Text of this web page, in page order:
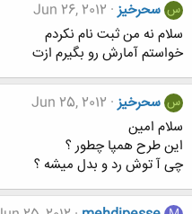
س سحرخیز Jun 26, 2012
سلام نه من ثبت نام نکردم
خواستم آمارش رو بگیرم ازت
س سحرخیز Jun 25, 2012
سلام امین
این طرح همپا چطور ؟
چی آ توش رد و بدل میشه ؟